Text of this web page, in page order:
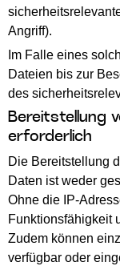
Angriff).
Im Falle eines
Dateien bis zur
des
Bereitstellung
erforderlich
Die Bereitstellung
Daten ist weder
Ohne die IP-
Funktionsfähigkeit
Zudem können
verfügbar oder